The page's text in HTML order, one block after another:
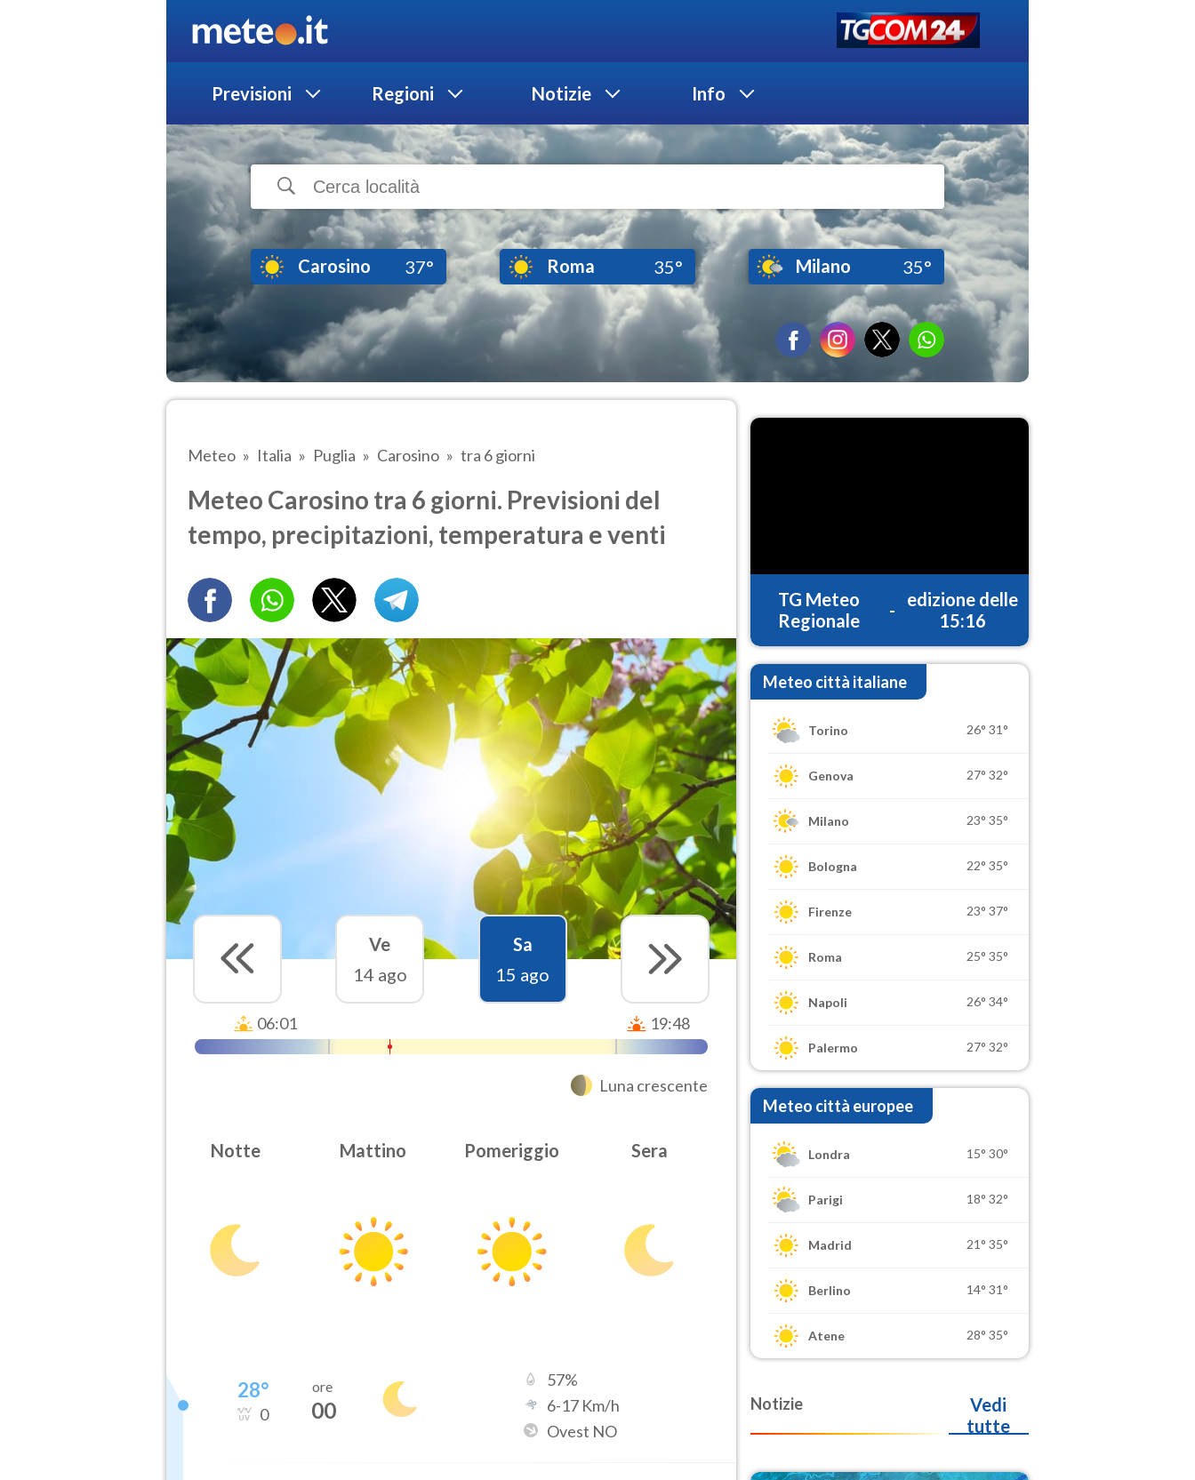
Previsioni Regioni Notizie Info
Carosino 37° Roma 35° Milano 35°
Meteo Italia Puglia Carosino tra 6 giorni
Meteo Carosino tra 6 giorni. Previsioni del
tempo, precipitazioni, temperatura e venti
Ve
14 ago
Sa
15 ago
06:01 19:48
Luna crescente
Notte Mattino Pomeriggio Sera
28°
0
ore
00
57%
6-17 Km/h
Ovest NO
TG Meteo
Regionale
-
edizione delle
15:16
Meteo città italiane
Torino 26° 31°
Genova 27° 32°
Milano 23° 35°
Bologna 22° 35°
Firenze 23° 37°
Roma 25° 35°
Napoli 26° 34°
Palermo 27° 32°
Meteo città europee
Londra 15° 30°
Parigi 18° 32°
Madrid 21° 35°
Berlino 14° 31°
Atene 28° 35°
Notizie
Vedi
tutte